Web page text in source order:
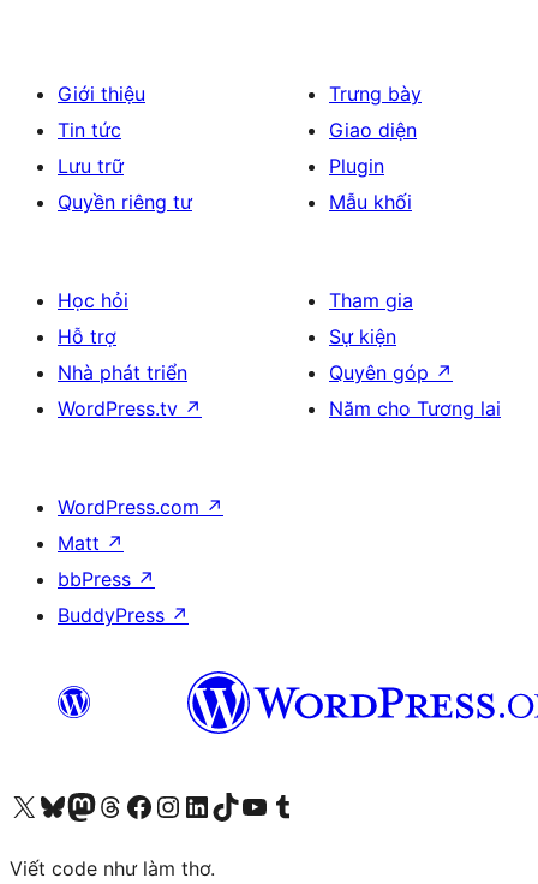
Giới thiệu
Tin tức
Lưu trữ
Quyền riêng tư
Trưng bày
Giao diện
Plugin
Mẫu khối
Học hỏi
Hỗ trợ
Nhà phát triển
WordPress.tv ↗
Tham gia
Sự kiện
Quyên góp ↗
Năm cho Tương lai
WordPress.com ↗
Matt ↗
bbPress ↗
BuddyPress ↗
Truy cập tài khoản X (trước đây là Twitter) của chúng tôiVisit our Bluesky account
Visit our Mastodon account
Visit our Threads account
Xem trang Facebook của chúng tôiTruy cập tài khoản Instagram của chúng tôiTruy cập tài khoản LinkedIn của chúng tôiVisit our TikTok account
Truy cập kênh YouTube của chúng tôi Visit our Tumblr account
Viết code như làm thơ.